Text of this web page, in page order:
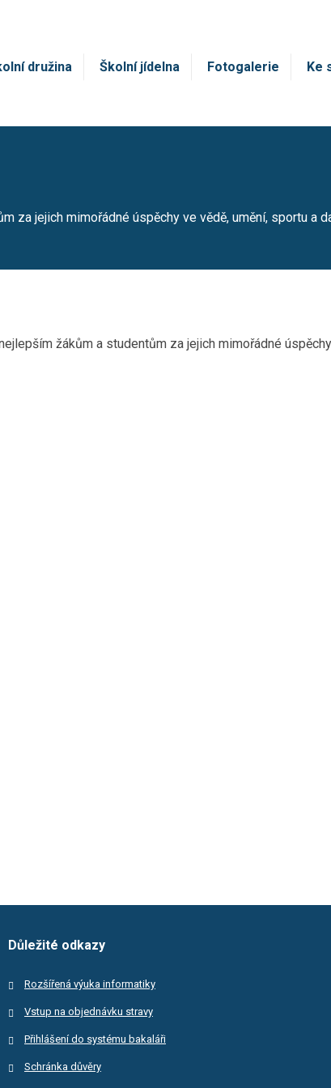
družina Školní jídelna Fotogalerie Ke
za jejich mimořádné úspěchy ve vědě, umění, sportu a
žákům a studentům za jejich mimořádné
Důležité odkazy
Rozšířená výuka informatiky
Vstup na objednávku stravy
Přihlášení do systému bakaláři
Schránka důvěry